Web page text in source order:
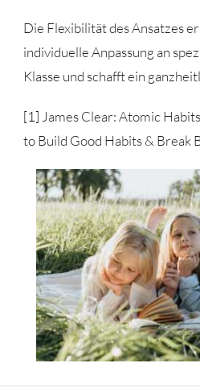
Die Flexibilität des Ansatzes
individuelle Anpassung an
Klasse und schafft ein
[1] James Clear: Atomic
to Build Good Habits & Break